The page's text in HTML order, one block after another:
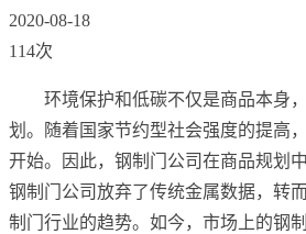
2020-08-18
114次
环境保护和低碳不仅是商品本身
划。随着国家节约型社会强度的提高
开始。因此，钢制门公司在商品规划
钢制门公司放弃了传统金属数据，转
制门行业的趋势。如今，市场上的钢